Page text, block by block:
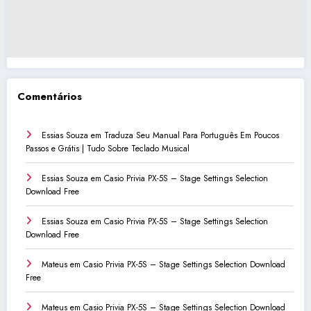
Comentários
Essias Souza em Traduza Seu Manual Para Português Em Poucos
Passos e Grátis | Tudo Sobre Teclado Musical
Essias Souza em Casio Privia PX-5S – Stage Settings Selection
Download Free
Essias Souza em Casio Privia PX-5S – Stage Settings Selection
Download Free
Mateus em Casio Privia PX-5S – Stage Settings Selection Download
Free
Mateus em Casio Privia PX-5S – Stage Settings Selection Download